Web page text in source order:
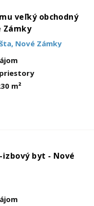
veľký obchodný
Zámky
Nové Zámky
m²
byt - Nové